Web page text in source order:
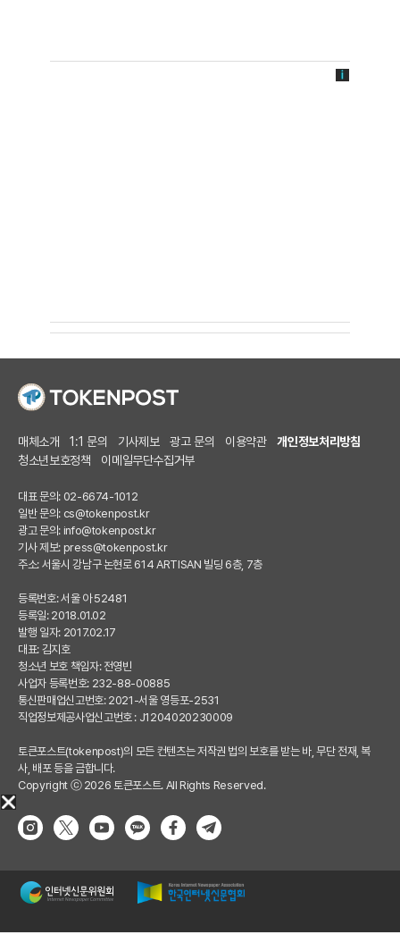
매체소개 1:1 문의 기사제보 광고 문의 이용약관
개인정보처리방침
청소년보호정책
이메일무단수집거부
대표 문의: 02-6674-1012
일반 문의: cs@tokenpost.kr
광고 문의: info@tokenpost.kr
기사 제보: press@tokenpost.kr
주소: 서울시 강남구 논현로 614 ARTISAN 빌딩 6층, 7층
등록번호: 서울 아 52481
등록일: 2018.01.02
발행 일자: 2017.02.17
대표: 김지호
청소년 보호 책임자: 전영빈
사업자 등록번호: 232-88-00885
통신판매업신고번호: 2021-서울 영등포-2531
직업정보제공사업신고번호 : J1204020230009
토큰포스트(tokenpost)의 모든 컨텐츠는 저작권 법의 보호를 받는 바, 무단 전재, 복
사, 배포 등을 금합니다.
Copyright ⓒ 2026 토큰포스트. All Rights Reserved.